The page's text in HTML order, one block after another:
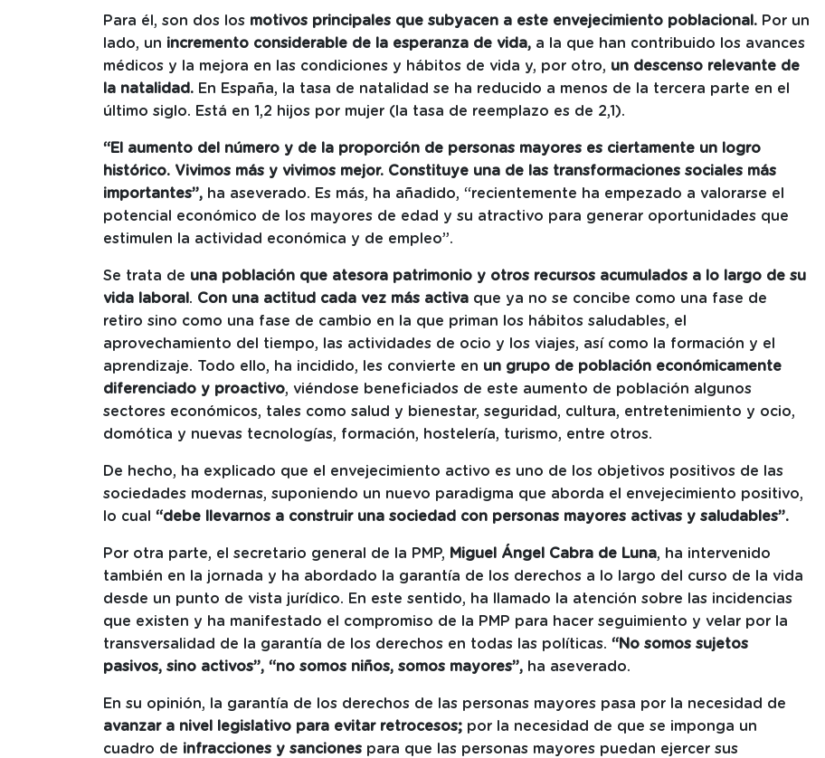
Para él, son dos los motivos principales que subyacen a este envejecimiento poblacional. Por un
lado, un incremento considerable de la esperanza de vida, a la que han contribuido los avances
médicos y la mejora en las condiciones y hábitos de vida y, por otro, un descenso relevante de
la natalidad. En España, la tasa de natalidad se ha reducido a menos de la tercera parte en el
último siglo. Está en 1,2 hijos por mujer (la tasa de reemplazo es de 2,1).
“El aumento del número y de la proporción de personas mayores es ciertamente un logro
histórico. Vivimos más y vivimos mejor. Constituye una de las transformaciones sociales más
importantes”, ha aseverado. Es más, ha añadido, “recientemente ha empezado a valorarse el
potencial económico de los mayores de edad y su atractivo para generar oportunidades que
estimulen la actividad económica y de empleo”.
Se trata de una población que atesora patrimonio y otros recursos acumulados a lo largo de su
vida laboral. Con una actitud cada vez más activa que ya no se concibe como una fase de
retiro sino como una fase de cambio en la que priman los hábitos saludables, el
aprovechamiento del tiempo, las actividades de ocio y los viajes, así como la formación y el
aprendizaje. Todo ello, ha incidido, les convierte en un grupo de población económicamente
diferenciado y proactivo, viéndose beneficiados de este aumento de población algunos
sectores económicos, tales como salud y bienestar, seguridad, cultura, entretenimiento y ocio,
domótica y nuevas tecnologías, formación, hostelería, turismo, entre otros.
De hecho, ha explicado que el envejecimiento activo es uno de los objetivos positivos de las
sociedades modernas, suponiendo un nuevo paradigma que aborda el envejecimiento positivo,
lo cual “debe llevarnos a construir una sociedad con personas mayores activas y saludables”.
Por otra parte, el secretario general de la PMP, Miguel Ángel Cabra de Luna, ha intervenido
también en la jornada y ha abordado la garantía de los derechos a lo largo del curso de la vida
desde un punto de vista jurídico. En este sentido, ha llamado la atención sobre las incidencias
que existen y ha manifestado el compromiso de la PMP para hacer seguimiento y velar por la
transversalidad de la garantía de los derechos en todas las políticas. “No somos sujetos
pasivos, sino activos”, “no somos niños, somos mayores”, ha aseverado.
En su opinión, la garantía de los derechos de las personas mayores pasa por la necesidad de
avanzar a nivel legislativo para evitar retrocesos; por la necesidad de que se imponga un
cuadro de infracciones y sanciones para que las personas mayores puedan ejercer sus